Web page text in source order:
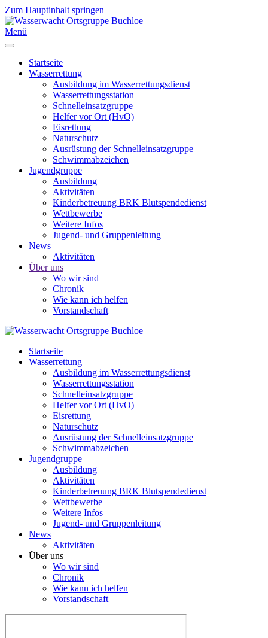
Zum Hauptinhalt springen
Menü
Startseite
Wasserrettung
Ausbildung im Wasserrettungsdienst
Wasserrettungsstation
Schnelleinsatzgruppe
Helfer vor Ort (HvO)
Eisrettung
Naturschutz
Ausrüstung der Schnelleinsatzgruppe
Schwimmabzeichen
Jugendgruppe
Ausbildung
Aktivitäten
Kinderbetreuung BRK Blutspendedienst
Wettbewerbe
Weitere Infos
Jugend- und Gruppenleitung
News
Aktivitäten
Über uns
Wo wir sind
Chronik
Wie kann ich helfen
Vorstandschaft
Startseite
Wasserrettung
Ausbildung im Wasserrettungsdienst
Wasserrettungsstation
Schnelleinsatzgruppe
Helfer vor Ort (HvO)
Eisrettung
Naturschutz
Ausrüstung der Schnelleinsatzgruppe
Schwimmabzeichen
Jugendgruppe
Ausbildung
Aktivitäten
Kinderbetreuung BRK Blutspendedienst
Wettbewerbe
Weitere Infos
Jugend- und Gruppenleitung
News
Aktivitäten
Über uns
Wo wir sind
Chronik
Wie kann ich helfen
Vorstandschaft